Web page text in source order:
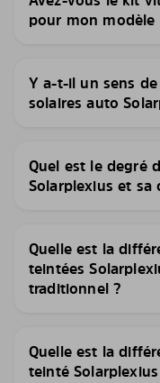
pour mon modèle
Y a-t-il un sens
solaires auto
Quel est le degré
Solarplexius et sa
Quelle est la
teintées
traditionnel ?
Quelle est la
teinté